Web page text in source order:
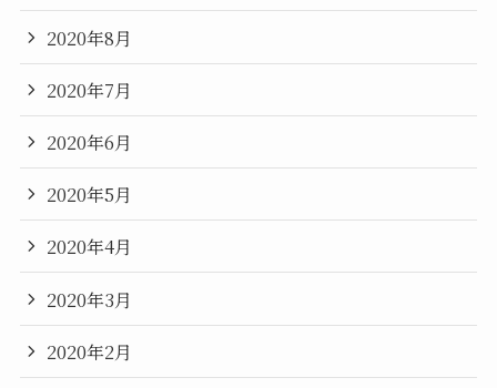
2020年8月
2020年7月
2020年6月
2020年5月
2020年4月
2020年3月
2020年2月